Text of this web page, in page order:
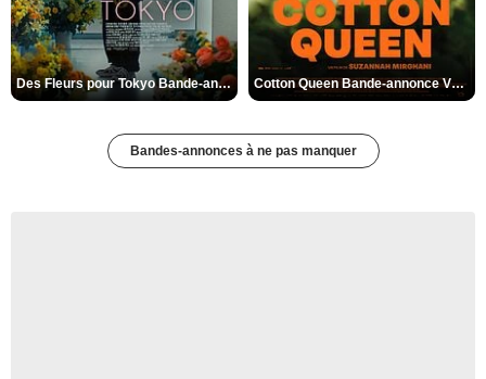
Des Fleurs pour Tokyo Bande-annonce VO STFR Cotton Queen Bande-annonce VO STFR
Bandes-annonces à ne pas manquer